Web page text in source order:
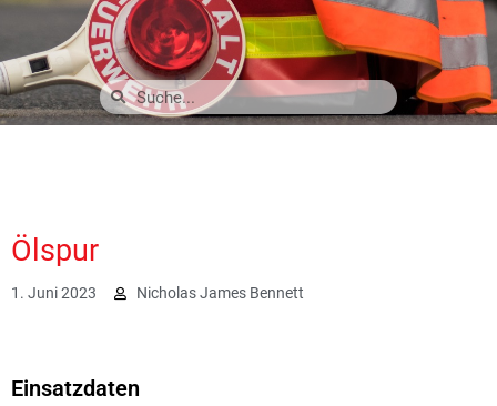
Ölspur
1. Juni 2023 Nicholas James Bennett
Einsatzdaten